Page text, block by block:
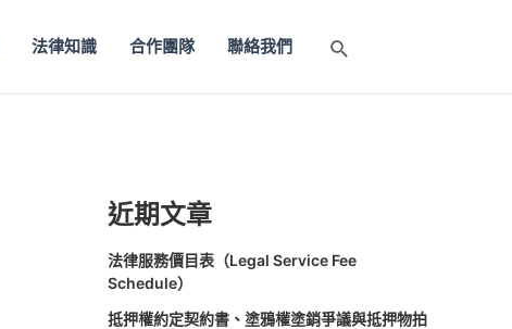
法律知識 合作團隊 聯絡我們
搜
近期文章
法律服務價目表（Legal Service Fee
Schedule）
抵押權約定契約書、塗鴉權塗銷爭議與抵押物拍